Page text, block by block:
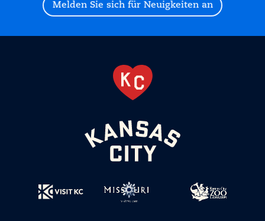
Melden Sie sich für Neuigkeiten an